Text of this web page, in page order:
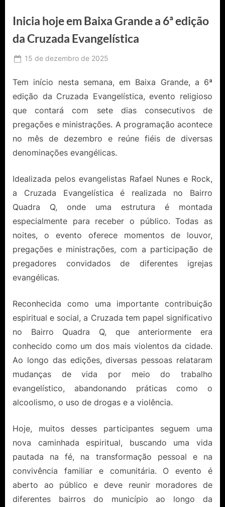
Inicia hoje em Baixa Grande a 6ª edição
da Cruzada Evangelística
Posted
15 de dezembro de 2025
Catureba
Tem início nesta semana, em Baixa Grande, a 6ª
edição da Cruzada Evangelística, evento religioso
que contará com sete dias consecutivos de
pregações e ministrações. A programação acontece
no mês de dezembro e reúne fiéis de diversas
denominações evangélicas.
Idealizada pelos evangelistas Rafael Nunes e Rock,
a Cruzada Evangelística é realizada no Bairro
Quadra Q, onde uma estrutura é montada
especialmente para receber o público. Todas as
noites, o evento oferece momentos de louvor,
pregações e ministrações, com a participação de
pregadores convidados de diferentes igrejas
evangélicas.
Reconhecida como uma importante contribuição
espiritual e social, a Cruzada tem papel significativo
no Bairro Quadra Q, que anteriormente era
conhecido como um dos mais violentos da cidade.
Ao longo das edições, diversas pessoas relataram
mudanças de vida por meio do trabalho
evangelístico, abandonando práticas como o
alcoolismo, o uso de drogas e a violência.
Hoje, muitos desses participantes seguem uma
nova caminhada espiritual, buscando uma vida
pautada na fé, na transformação pessoal e na
convivência familiar e comunitária. O evento é
aberto ao público e deve reunir moradores de
diferentes bairros do município ao longo da